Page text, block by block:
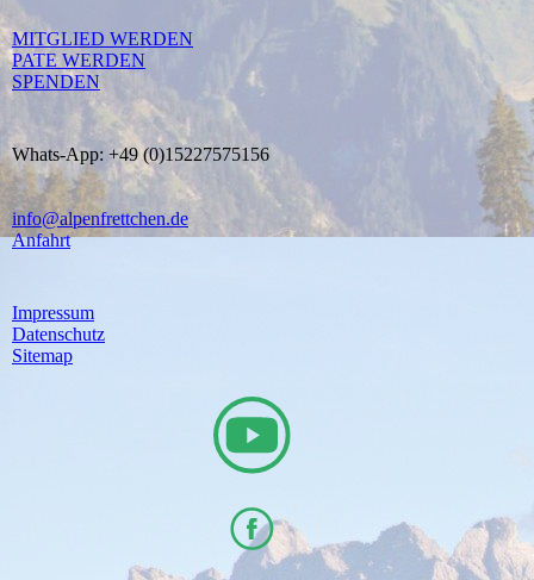
MITGLIED WERDEN
PATE WERDEN
SPENDEN
Whats-App: +49 (0)15227575156
info@alpenfrettchen.de
Anfahrt
Impressum
Datenschutz
Sitemap